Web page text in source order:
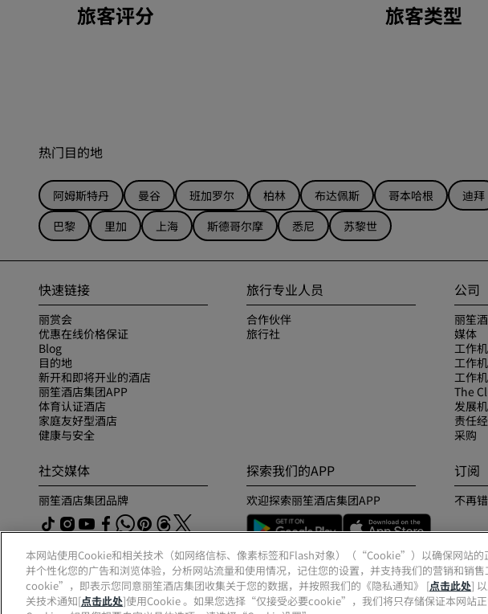
旅客评分 旅客类型
热门目的地
阿姆斯特丹 曼谷 班加罗尔 柏林 布达佩斯 哥本哈根 迪拜
巴黎
里加 上海 斯德哥尔摩 悉尼 苏黎世
快速链接
丽赏会
优惠在线价格保证
Blog
目的地
新开和即将开业的酒店
丽笙酒店集团APP
体育认证酒店
家庭友好型酒店
健康与安全
旅行专业人员
合作伙伴
旅行社
公司
丽笙
媒体
工作
工作
工作
The
发展
责任
采购
社交媒体
丽笙酒店集团品牌
探索我们的APP
欢迎探索丽笙酒店集团APP
订阅
不再
© 2026 丽笙酒店集团.保留所有权利。RHG丽笙酒店集团、丽筠、丽芮、丽笙、丽笙精选、丽祺、丽亭
本网站使用Cookie和相关技术（如网络信标、像素标签和Flash对象）（“Cookie”）以确保网站的
并个性化您的广告和浏览体验，分析网站流量和使用情况，记住您的设置，并支持我们的营销和销
cookie”，即表示您同意丽笙酒店集团收集关于您的数据，并按照我们的《隐私通知》 [点击此处]
关技术通知[点击此处]使用Cookie 。如果您选择“仅接受必要cookie”，我们将只存储保证本网站